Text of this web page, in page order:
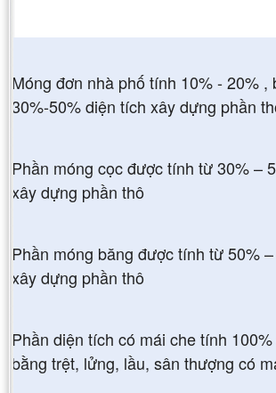
Móng đơn nhà phố tính 10% - 20%
30%-50% diện tích xây dựng phần
Phần móng cọc được tính từ 30% –
xây dựng phần thô
Phần móng băng được tính từ 50%
xây dựng phần thô
Phần diện tích có mái che tính
bằng trệt, lửng, lầu, sân thượng có